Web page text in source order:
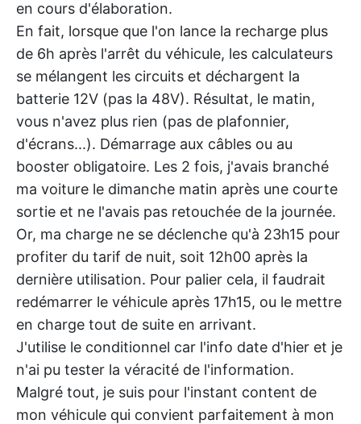
en cours d'élaboration.
En fait, lorsque que l'on lance la recharge plus
de 6h après l'arrêt du véhicule, les calculateurs
se mélangent les circuits et déchargent la
batterie 12V (pas la 48V). Résultat, le matin,
vous n'avez plus rien (pas de plafonnier,
d'écrans...). Démarrage aux câbles ou au
booster obligatoire. Les 2 fois, j'avais branché
ma voiture le dimanche matin après une courte
sortie et ne l'avais pas retouchée de la journée.
Or, ma charge ne se déclenche qu'à 23h15 pour
profiter du tarif de nuit, soit 12h00 après la
dernière utilisation. Pour palier cela, il faudrait
redémarrer le véhicule après 17h15, ou le mettre
en charge tout de suite en arrivant.
J'utilise le conditionnel car l'info date d'hier et je
n'ai pu tester la véracité de l'information.
Malgré tout, je suis pour l'instant content de
mon véhicule qui convient parfaitement à mon